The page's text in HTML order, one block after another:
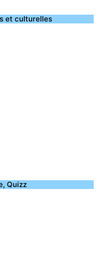
et culturelles
Quizz